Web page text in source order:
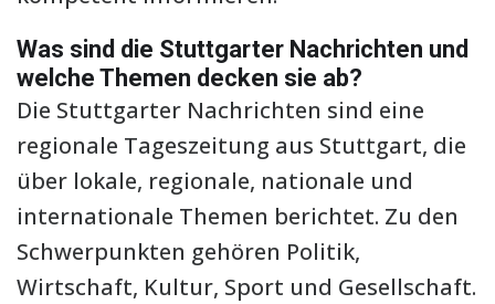
Was sind die Stuttgarter Nachrichten und
welche Themen decken sie ab?
Die Stuttgarter Nachrichten sind eine
regionale Tageszeitung aus Stuttgart, die
über lokale, regionale, nationale und
internationale Themen berichtet. Zu den
Schwerpunkten gehören Politik,
Wirtschaft, Kultur, Sport und Gesellschaft.